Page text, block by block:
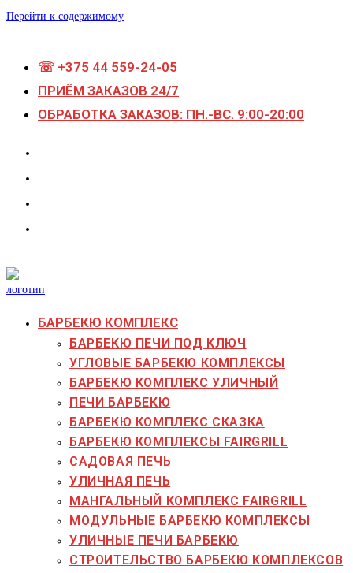
Перейти к содержимому
☏ +375 44 559-24-05
ПРИЁМ ЗАКАЗОВ 24/7
ОБРАБОТКА ЗАКАЗОВ: ПН.-ВС. 9:00-20:00
БАРБЕКЮ КОМПЛЕКС
БАРБЕКЮ ПЕЧИ ПОД КЛЮЧ
УГЛОВЫЕ БАРБЕКЮ КОМПЛЕКСЫ
БАРБЕКЮ КОМПЛЕКС УЛИЧНЫЙ
ПЕЧИ БАРБЕКЮ
БАРБЕКЮ КОМПЛЕКС СКАЗКА
БАРБЕКЮ КОМПЛЕКСЫ FAIRGRILL
САДОВАЯ ПЕЧЬ
УЛИЧНАЯ ПЕЧЬ
МАНГАЛЬНЫЙ КОМПЛЕКС FAIRGRILL
МОДУЛЬНЫЕ БАРБЕКЮ КОМПЛЕКСЫ
УЛИЧНЫЕ ПЕЧИ БАРБЕКЮ
СТРОИТЕЛЬСТВО БАРБЕКЮ КОМПЛЕКСОВ